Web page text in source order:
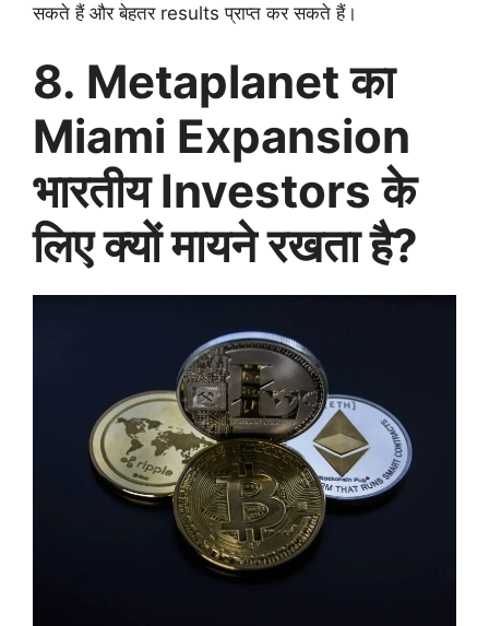
सकते हैं और बेहतर results प्राप्त कर सकते हैं।
8. Metaplanet का
Miami Expansion
भारतीय Investors के
लिए क्यों मायने रखता है?